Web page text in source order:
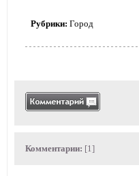
Рубрики: Город
Комментарии: [1]